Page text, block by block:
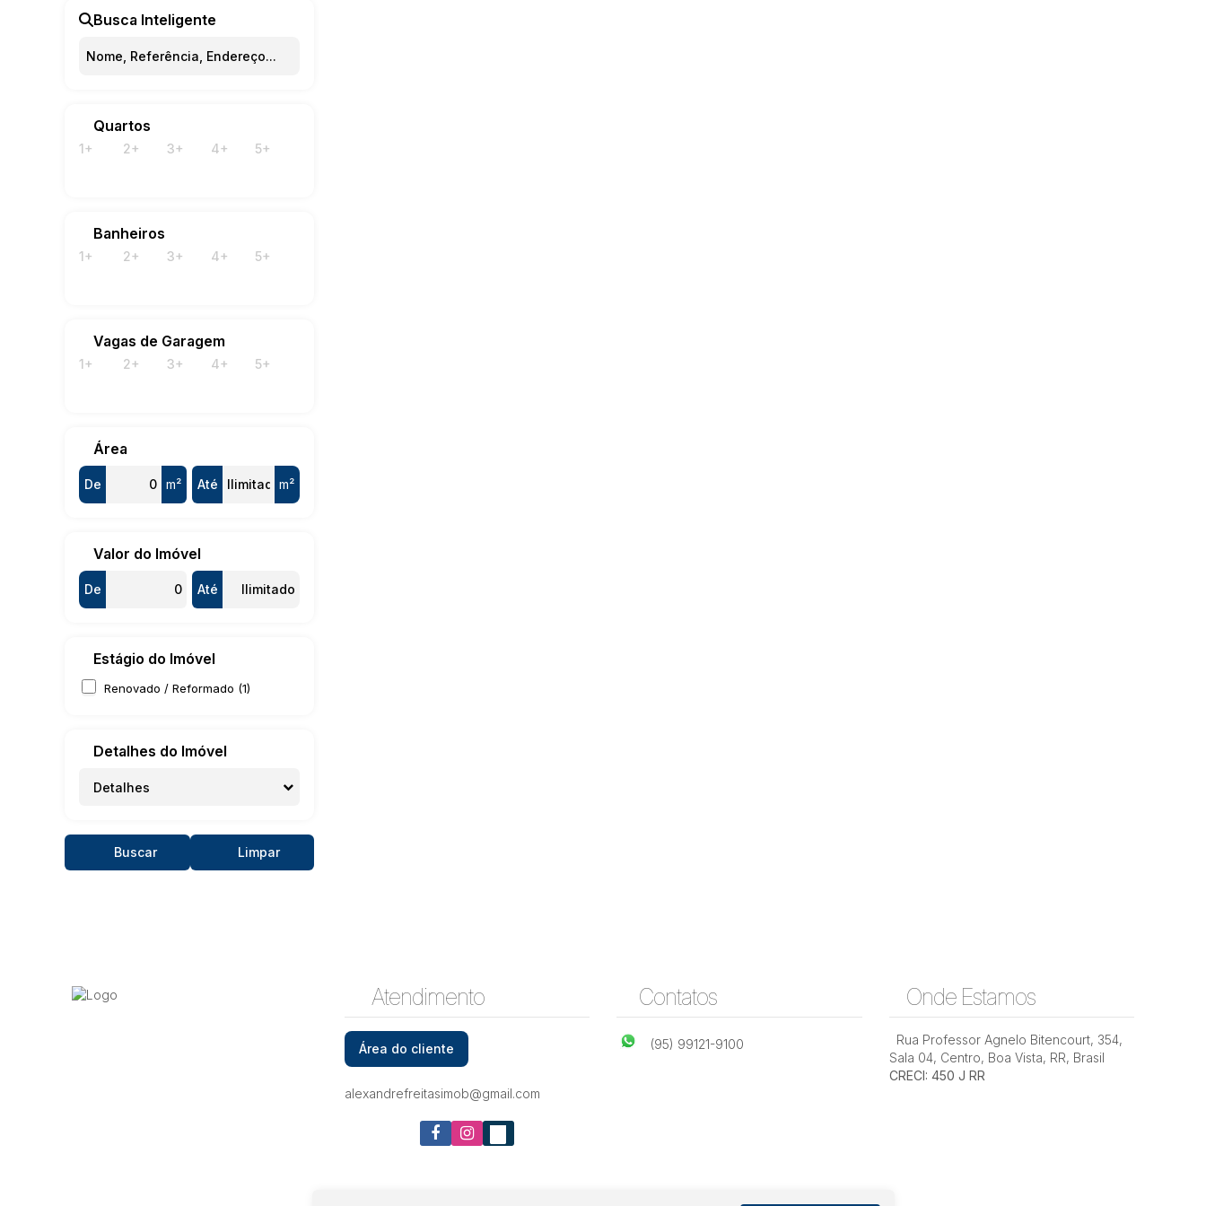
Busca Inteligente
Quartos
1+ 2+ 3+ 4+ 5+
Banheiros
1+ 2+ 3+ 4+ 5+
Vagas de Garagem
1+ 2+ 3+ 4+ 5+
Área
De m² Até m²
Valor do Imóvel
De Até
Estágio do Imóvel
Renovado / Reformado (1)
Detalhes do Imóvel
Detalhes
Buscar Limpar
Atendimento
Área do cliente
alexandrefreitasimob@gmail.com
Contatos
(95) 99121-9100
Onde Estamos
Rua Professor Agnelo Bitencourt, 354,
Sala 04, Centro, Boa Vista, RR, Brasil
CRECI: 450 J RR